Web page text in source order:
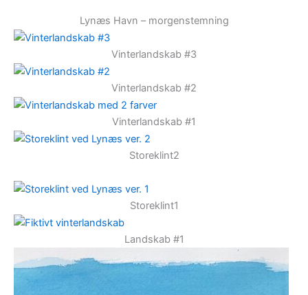
Lynæs Havn – morgenstemning
Vinterlandskab #3
Vinterlandskab #2
Vinterlandskab #1
Storeklint2
Storeklint1
Landskab #1